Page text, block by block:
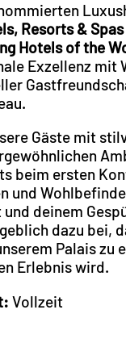
Resorts & Spas
Hotels of the
Exzellenz mit
Gäste mit
beim ersten
und
deinem
dazu bei,
Palais zu
Erlebnis wird.
Vollzeit